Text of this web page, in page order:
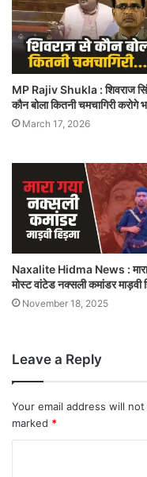
MP Rajiv Shukla : शिवराज
कौन बोला कितनी चमचागिरी करोगे
March 17, 2026
Naxalite Hidma News : मारा
मोस्ट वांटेड नक्सली कमांडर माड़वी
November 18, 2025
Leave a Reply
Your email address will
marked *